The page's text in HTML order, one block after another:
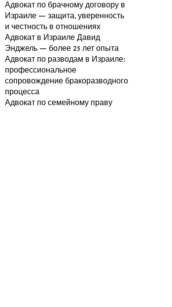
Адвокат по брачному договору в
Израиле — защита, уверенность
и честность в отношениях
Адвокат в Израиле Давид
Энджель — более 25 лет опыта
Адвокат по разводам в Израиле:
профессиональное
сопровождение бракоразводного
процесса
Адвокат по семейному праву